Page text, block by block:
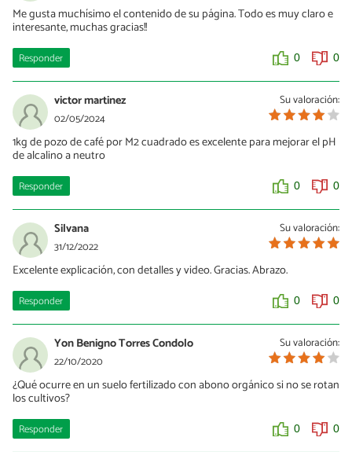
Me gusta muchísimo el contenido de su página. Todo es muy claro e
interesante, muchas gracias!!
Responder 0 0
Su valoración:
victor martinez
02/05/2024
1kg de pozo de café por M2 cuadrado es excelente para mejorar el pH
de alcalino a neutro
Responder 0 0
Su valoración:
Silvana
31/12/2022
Excelente explicación, con detalles y video. Gracias. Abrazo.
Responder 0 0
Su valoración:
Yon Benigno Torres Condolo
22/10/2020
¿Qué ocurre en un suelo fertilizado con abono orgánico si no se rotan
los cultivos?
Responder 0 0